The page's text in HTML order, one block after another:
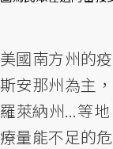
美國南方州的
斯安那州為主
羅萊納州...等
療量能不足的